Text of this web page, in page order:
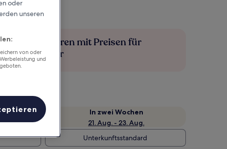
Mehr sparen mit Preisen für
Mitglieder
In zwei Wochen
21. Aug. - 23. Aug.
Unterkunftsstandard
oder
unseren
von oder
und